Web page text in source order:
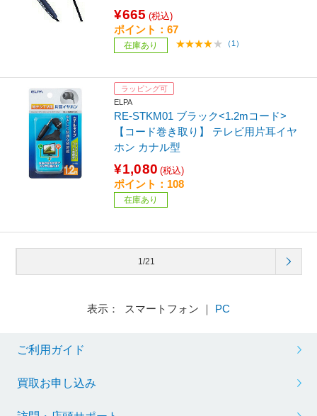
¥665 (税込)
ポイント：67
在庫あり （1）
ラッピング可
ELPA
RE-STKM01 ブラック<1.2mコード>
【コード巻き取り】 テレビ用片耳イヤ
ホン カナル型
¥1,080 (税込)
ポイント：108
在庫あり
1/21
表示： スマートフォン ｜ PC
ご利用ガイド
買取お申し込み